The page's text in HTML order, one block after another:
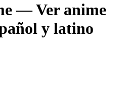
— Ver anime
y latino